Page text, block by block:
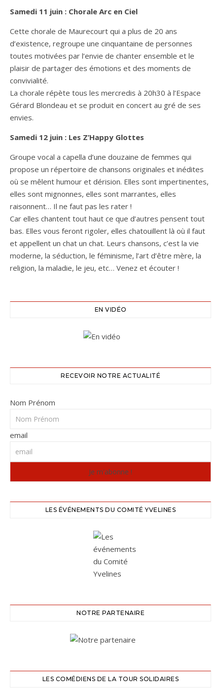
Samedi 11 juin : Chorale Arc en Ciel
Cette chorale de Maurecourt qui a plus de 20 ans
d’existence, regroupe une cinquantaine de personnes
toutes motivées par l’envie de chanter ensemble et le
plaisir de partager des émotions et des moments de
convivialité.
La chorale répète tous les mercredis à 20h30 à l’Espace
Gérard Blondeau et se produit en concert au gré de ses
envies.
Samedi 12 juin : Les Z’Happy Glottes
Groupe vocal a capella d’une douzaine de femmes qui
propose un répertoire de chansons originales et inédites
où se mêlent humour et dérision. Elles sont impertinentes,
elles sont mignonnes, elles sont marrantes, elles
raisonnent… Il ne faut pas les rater !
Car elles chantent tout haut ce que d’autres pensent tout
bas. Elles vous feront rigoler, elles chatouillent là où il faut
et appellent un chat un chat. Leurs chansons, c’est la vie
moderne, la séduction, le féminisme, l’art d’être mère, la
religion, la maladie, le jeu, etc… Venez et écouter !
EN VIDÉO
RECEVOIR NOTRE ACTUALITÉ
Nom Prénom
email
LES ÉVÉNEMENTS DU COMITÉ YVELINES
NOTRE PARTENAIRE
LES COMÉDIENS DE LA TOUR SOLIDAIRES